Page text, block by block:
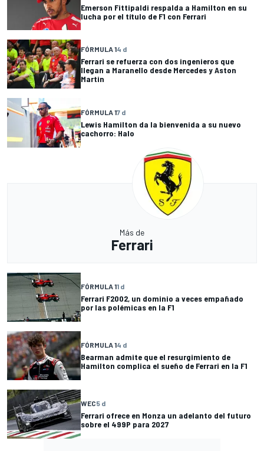
Emerson Fittipaldi respalda a Hamilton en su
lucha por el título de F1 con Ferrari
FÓRMULA 14 d
Ferrari se refuerza con dos ingenieros que
llegan a Maranello desde Mercedes y Aston
Martin
FÓRMULA 17 d
Lewis Hamilton da la bienvenida a su nuevo
cachorro: Halo
Más de
Ferrari
FÓRMULA 11 d
Ferrari F2002, un dominio a veces empañado
por las polémicas en la F1
FÓRMULA 14 d
Bearman admite que el resurgimiento de
Hamilton complica el sueño de Ferrari en la F1
WEC5 d
Ferrari ofrece en Monza un adelanto del futuro
sobre el 499P para 2027